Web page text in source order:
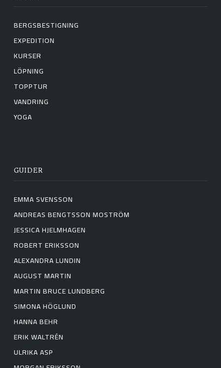
BERGSBESTIGNING
EXPEDITION
KURSER
LÖPNING
TOPPTUR
VANDRING
YOGA
GUIDER
EMMA SVENSSON
ANDREAS BENGTSSON MOSTRÖM
JESSICA HJELMHAGEN
ROBERT ERIKSSON
ALEXANDRA LUNDIN
AUGUST MARTIN
MARTIN BRUCE LUNDBERG
SIMONA HÖGLUND
HANNA BEHR
ERIK WALTRÉN
ULRIKA ASP